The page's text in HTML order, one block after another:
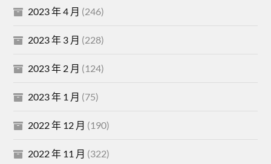
2023 年 4 月 (246)
2023 年 3 月 (228)
2023 年 2 月 (124)
2023 年 1 月 (75)
2022 年 12 月 (190)
2022 年 11 月 (322)